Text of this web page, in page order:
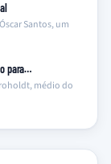
Santos, um
para…
médio do